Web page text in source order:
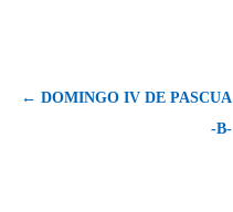
← DOMINGO IV DE PASCUA
-B-